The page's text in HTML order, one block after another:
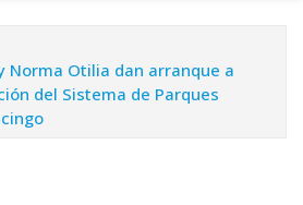
Norma Otilia dan arranque a
del Sistema de Parques